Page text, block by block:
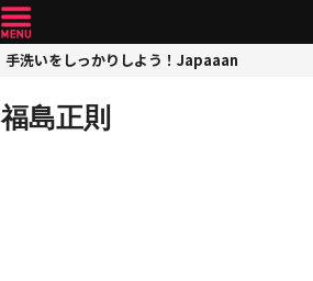
手洗いをしっかりしよう！Japaaan
福島正則